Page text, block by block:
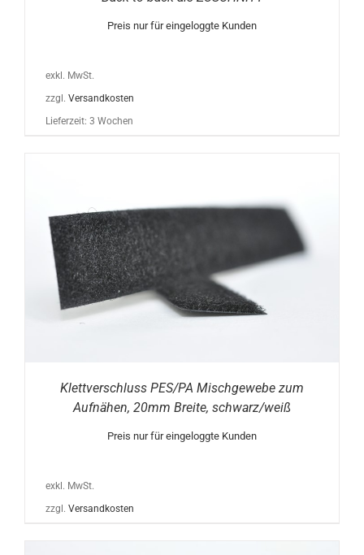
Preis nur für eingeloggte Kunden
exkl. MwSt.
zzgl. Versandkosten
Lieferzeit: 3 Wochen
Klettverschluss PES/PA Mischgewebe zum
Aufnähen, 20mm Breite, schwarz/weiß
Preis nur für eingeloggte Kunden
exkl. MwSt.
zzgl. Versandkosten